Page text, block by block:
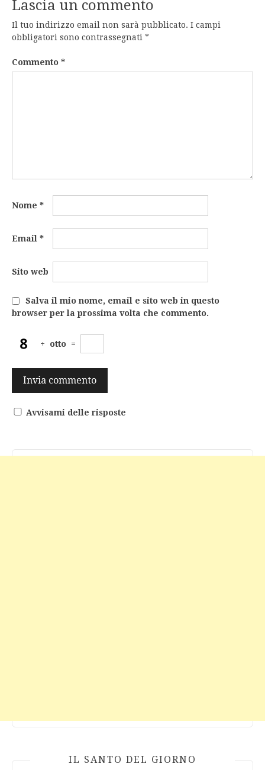
Lascia un commento
Il tuo indirizzo email non sarà pubblicato. I campi
obbligatori sono contrassegnati *
Commento *
Nome *
Email *
Sito web
Salva il mio nome, email e sito web in questo
browser per la prossima volta che commento.
+ otto =
Avvisami delle risposte
IL SANTO DEL GIORNO